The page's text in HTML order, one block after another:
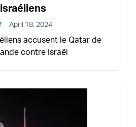
April 18, 2024
accusent le Qatar de
contre Israël